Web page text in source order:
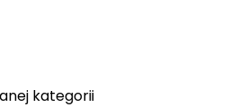
kategorii